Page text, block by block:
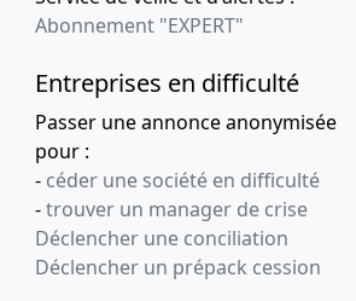
Abonnement "EXPERT"
Entreprises en difficulté
Passer une annonce anonymisée
pour :
- céder une société en difficulté
-trouver un manager de crise
Déclencher une conciliation
Déclencher un prépack cession